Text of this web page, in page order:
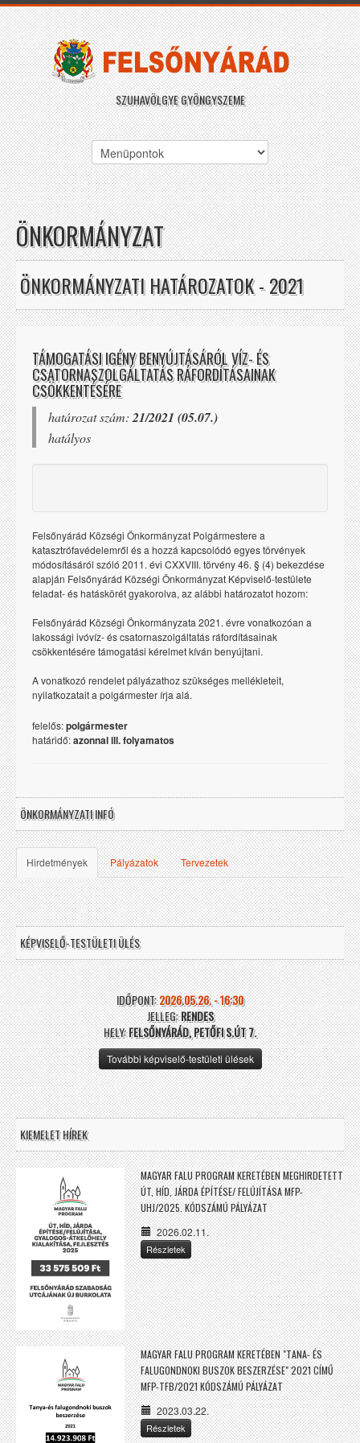
SZUHAVÖLGYE GYÖNGYSZEME
ÖNKORMÁNYZAT
ÖNKORMÁNYZATI HATÁROZATOK - 2021
TÁMOGATÁSI IGÉNY BENYÚJTÁSÁRÓL VÍZ- ÉS
CSATORNASZOLGÁLTATÁS RÁFORDÍTÁSAINAK
CSÖKKENTÉSÉRE
határozat szám: 21/2021 (05.07.)
hatályos
Felsőnyárád Községi Önkormányzat Polgármestere a
katasztrófavédelemről és a hozzá kapcsolódó egyes törvények
módosításáról szóló 2011. évi CXXVIII. törvény 46. § (4) bekezdése
alapján Felsőnyárád Községi Önkormányzat Képviselő-testülete
feladat- és hatáskörét gyakorolva, az alábbi határozatot hozom:
Felsőnyárád Községi Önkormányzata 2021. évre vonatkozóan a
lakossági ivóvíz- és csatornaszolgáltatás ráfordításainak
csökkentésére támogatási kérelmet kíván benyújtani.
A vonatkozó rendelet pályázathoz szükséges mellékleteit,
nyilatkozatait a polgármester írja alá.
felelős:polgármester
határidő:azonnal ill. folyamatos
ÖNKORMÁNYZATI INFÓ
Hirdetmények Pályázatok Tervezetek
KÉPVISELŐ-TESTÜLETI ÜLÉS
IDŐPONT:2026.05.26. - 16:30
JELLEG:RENDES
HELY:FELSŐNYÁRÁD, PETŐFI S.ÚT 7.
További képviselő-testületi ülések
KIEMELET HÍREK
MAGYAR FALU PROGRAM KERETÉBEN MEGHIRDETETT
ÚT, HÍD, JÁRDA ÉPÍTÉSE/ FELÚJÍTÁSA MFP-
UHJ/2025. KÓDSZÁMÚ PÁLYÁZAT
2026.02.11.
Részletek
MAGYAR FALU PROGRAM KERETÉBEN "TANA- ÉS
FALUGONDNOKI BUSZOK BESZERZÉSE" 2021 CÍMŰ
MFP-TFB/2021 KÓDSZÁMÚ PÁLYÁZAT
2023.03.22.
Részletek